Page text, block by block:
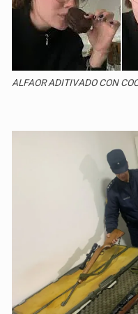
ALFAOR ADITIVADO CON